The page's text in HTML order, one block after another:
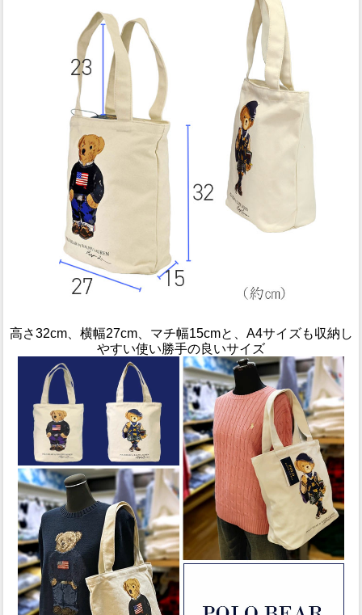
高さ32cm、横幅27cm、マチ幅15cmと、A4サイズも収納し
やすい使い勝手の良いサイズ